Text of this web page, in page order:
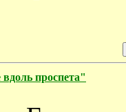
проспета"